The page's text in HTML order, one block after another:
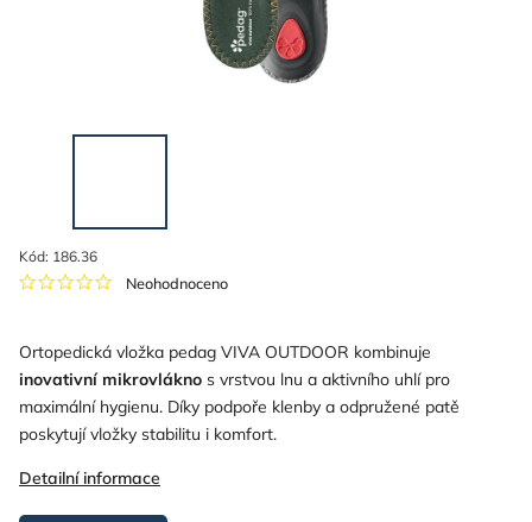
Kód: 186.36
Neohodnoceno
Ortopedická vložka pedag VIVA OUTDOOR kombinuje
inovativní mikrovlákno s vrstvou lnu a aktivního uhlí pro
maximální hygienu. Díky podpoře klenby a odpružené patě
poskytují vložky stabilitu i komfort.
Detailní informace